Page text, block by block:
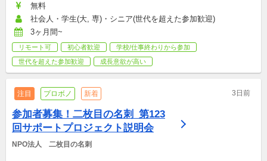
無料
社会人・学生(大, 専)・シニア(世代を超えた参加歓迎)
3ヶ月間~
リモート可 初心者歓迎
学校/仕事終わりから参加
世代を超えた参加歓迎
成長意欲が高い
注目 プロボノ 新着 3日前
参加者募集！二枚目の名刺_第123
回サポートプロジェクト説明会
NPO法人　二枚目の名刺